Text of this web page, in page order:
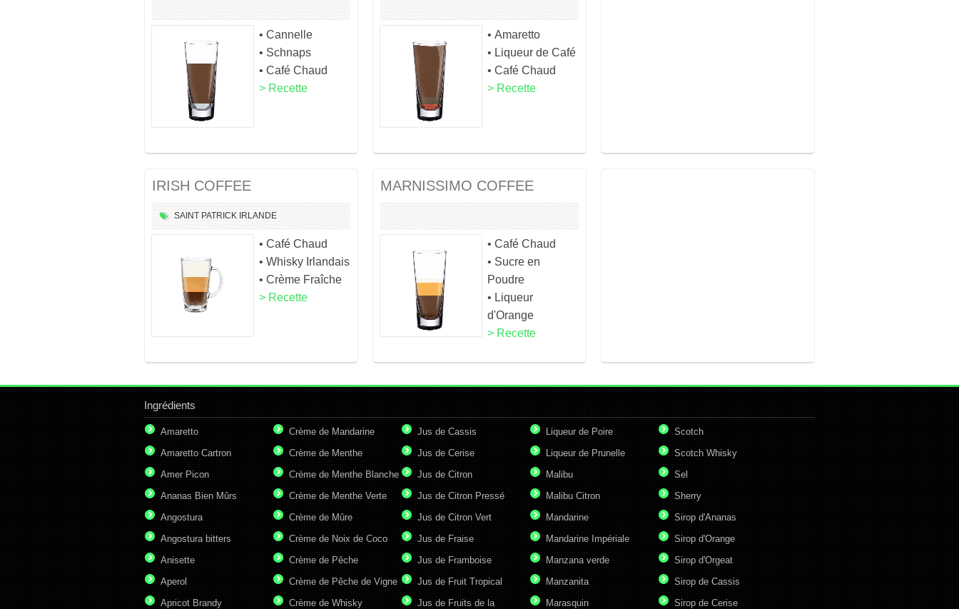
• Cannelle
• Schnaps
• Café Chaud
> Recette
• Amaretto
• Liqueur de Café
• Café Chaud
> Recette
IRISH COFFEE
SAINT PATRICK IRLANDE
• Café Chaud
• Whisky Irlandais
• Crème Fraîche
> Recette
MARNISSIMO COFFEE
• Café Chaud
• Sucre en
Poudre
• Liqueur
d'Orange
> Recette
Ingrédients
Amaretto
Amaretto Cartron
Amer Picon
Ananas Bien Mûrs
Angostura
Angostura bitters
Anisette
Aperol
Apricot Brandy
Crème de Mandarine
Crème de Menthe
Crème de Menthe Blanche
Crème de Menthe Verte
Crème de Mûre
Crème de Noix de Coco
Crème de Pêche
Crème de Pêche de Vigne
Crème de Whisky
Jus de Cassis
Jus de Cerise
Jus de Citron
Jus de Citron Pressé
Jus de Citron Vert
Jus de Fraise
Jus de Framboise
Jus de Fruit Tropical
Jus de Fruits de la
Liqueur de Poire
Liqueur de Prunelle
Malibu
Malibu Citron
Mandarine
Mandarine Impériale
Manzana verde
Manzanita
Marasquin
Scotch
Scotch Whisky
Sel
Sherry
Sirop d'Ananas
Sirop d'Orange
Sirop d'Orgeat
Sirop de Cassis
Sirop de Cerise